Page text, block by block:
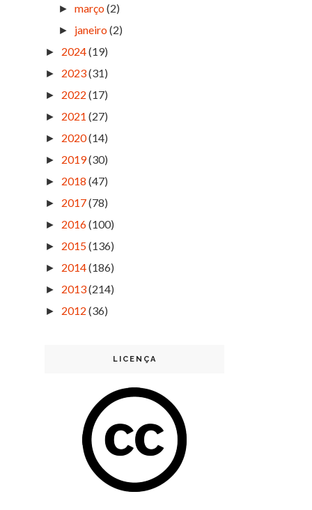
►março(2)
► janeiro(2)
► 2024(19)
► 2023(31)
► 2022 (17)
► 2021 (27)
► 2020(14)
► 2019(30)
► 2018 (47)
► 2017(78)
► 2016(100)
► 2015(136)
► 2014(186)
► 2013(214)
► 2012 (36)
LICENÇA